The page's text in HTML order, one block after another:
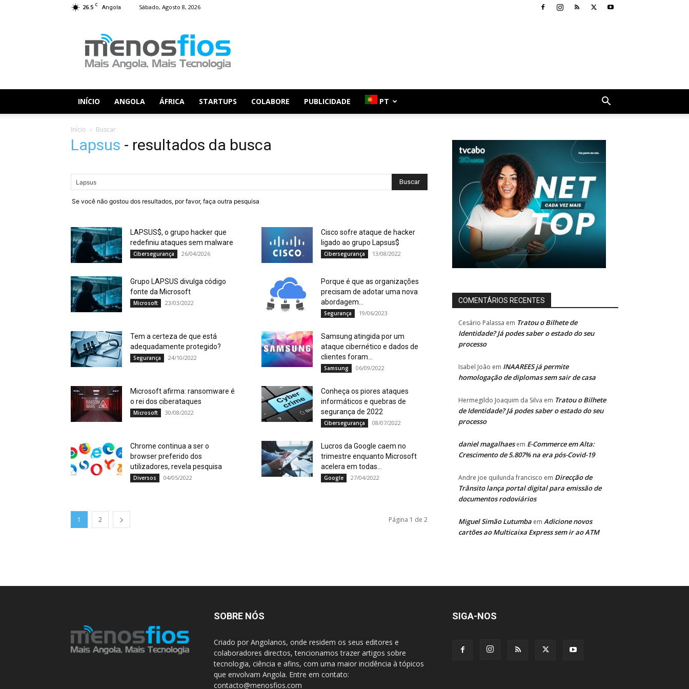
26.5 C Angola Sábado, Agosto 8, 2026
Fios
INÍCIO ANGOLA ÁFRICA STARTUPS COLABORE PUBLICIDADE PT
Início Buscar
Lapsus - resultados da busca
Se você não gostou dos resultados, por favor, faça outra pesquisa
LAPSUS$, o grupo hacker que
redefiniu ataques sem malware
Cibersegurança 26/04/2026
Cisco sofre ataque de hacker
ligado ao grupo Lapsus$
Cibersegurança 13/08/2022
Grupo LAPSUS divulga código
fonte da Microsoft
Microsoft 23/03/2022
Porque é que as organizações
precisam de adotar uma nova
abordagem...
Segurança 19/06/2023
Tem a certeza de que está
adequadamente protegido?
Segurança 24/10/2022
Samsung atingida por um
ataque cibernético e dados de
clientes foram...
Samsung 06/09/2022
Microsoft afirma: ransomware é
o rei dos ciberataques
Microsoft 30/08/2022
Conheça os piores ataques
informáticos e quebras de
segurança de 2022
Cibersegurança 08/07/2022
Chrome continua a ser o
browser preferido dos
utilizadores, revela pesquisa
Diversos 04/05/2022
Lucros da Google caem no
trimestre enquanto Microsoft
acelera em todas...
Google 27/04/2022
1 2 Página 1 de 2
COMENTÁRIOS RECENTES
Cesário Palassa em Tratou o Bilhete de
Identidade? Já podes saber o estado do seu
processo
Isabel João em INAAREES já permite
homologação de diplomas sem sair de casa
Hermegildo Joaquim da Silva em Tratou o Bilhete
de Identidade? Já podes saber o estado do seu
processo
daniel magalhaesem E-Commerce em Alta:
Crescimento de 5.807% na era pós-Covid-19
Andre joe quilunda francisco em Direcção de
Trânsito lança portal digital para emissão de
documentos rodoviários
Miguel Simão Lutumba em Adicione novos
cartões ao Multicaixa Express sem ir ao ATM
SOBRE NÓS
Criado por Angolanos, onde residem os seus editores e
colaboradores directos, tencionamos trazer artigos sobre
tecnologia, ciência e afins, com uma maior incidência à tópicos
que envolvam Angola. Entre em contato:
contacto@menosfios.com
SIGA-NOS